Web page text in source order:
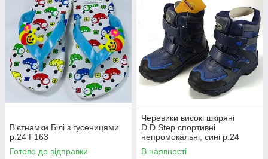
В'єтнамки Білі з гусеницями
р.24 F163
Готово до відправки
Черевики високі шкіряні
D.D.Step спортивні
непромокальні, сині р.24
JB11013, до - 21 градуса
В наявності